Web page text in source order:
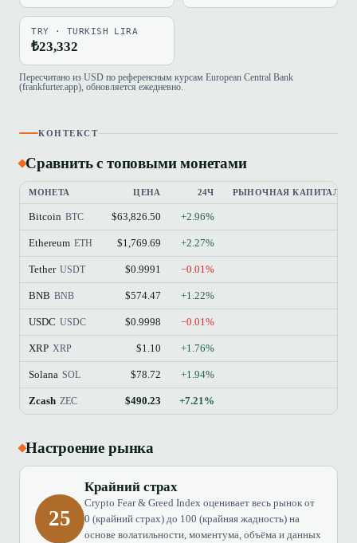
TRY · TURKISH LIRA
₺23,332
Пересчитано из USD по референсным курсам European Central Bank
(frankfurter.app), обновляется ежедневно.
КОНТЕКСТ
Сравнить с топовыми монетами
МОНЕТА ЦЕНА 24Ч РЫНОЧНАЯ
Bitcoin BTC $63,826.50 +2.96%
Ethereum ETH $1,769.69 +2.27%
Tether USDT $0.9991 −0.01%
BNB BNB $574.47 +1.22%
USDC USDC $0.9998 −0.01%
XRP XRP $1.10 +1.76%
Solana SOL $78.72 +1.94%
Zcash ZEC $490.23 +7.21%
Настроение рынка
25
Крайний страх
Crypto Fear & Greed Index оценивает весь рынок от
0 (крайний страх) до 100 (крайняя жадность) на
основе волатильности, моментума, объёма и данных